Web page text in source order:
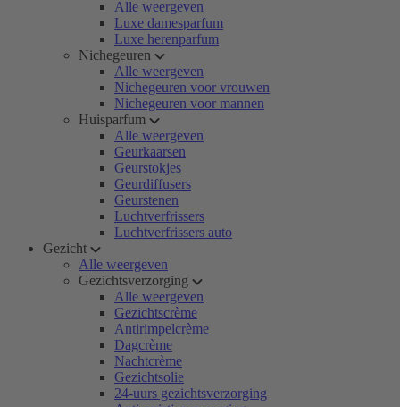
Alle weergeven
Luxe damesparfum
Luxe herenparfum
Nichegeuren
Alle weergeven
Nichegeuren voor vrouwen
Nichegeuren voor mannen
Huisparfum
Alle weergeven
Geurkaarsen
Geurstokjes
Geurdiffusers
Geurstenen
Luchtverfrissers
Luchtverfrissers auto
Gezicht
Alle weergeven
Gezichtsverzorging
Alle weergeven
Gezichtscrème
Antirimpelcrème
Dagcrème
Nachtcrème
Gezichtsolie
24-uurs gezichtsverzorging